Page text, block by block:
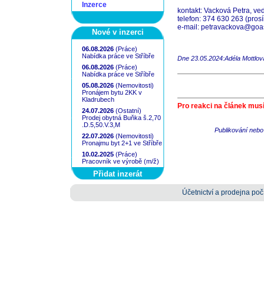
Inzerce
Nové v inzerci
06.08.2026 (Práce)
Nabídka práce ve Stříbře
06.08.2026 (Práce)
Nabídka práce ve Stříbře
05.08.2026 (Nemovitosti)
Pronájem bytu 2KK v
Kladrubech
24.07.2026 (Ostatní)
Prodej obytná Buňka š.2,70
.D.5,50.V.3,M
22.07.2026 (Nemovitosti)
Pronajmu byt 2+1 ve Stříbře
10.02.2025 (Práce)
Pracovník ve výrobě (m/ž)
Přidat inzerát
kontakt: Vacková Petra,
telefon: 374 630 263
e-mail:
Dne 23.05.2024:Adéla
Pro reakci na článek
Publikování
Účetnictví a prodejna